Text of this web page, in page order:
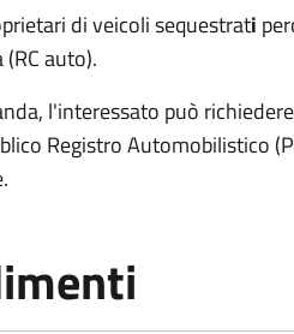
di veicoli sequestrati
auto).
l'interessato può
Registro Automobilistico